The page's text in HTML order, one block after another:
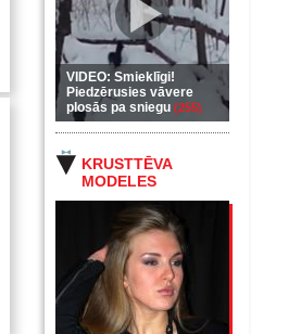
VIDEO: Smieklīgi!
Piedzērusies vāvere
plosās pa sniegu (255)
KRUSTTĒVA
MODELES